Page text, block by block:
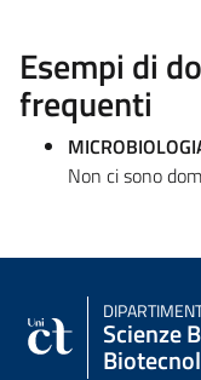
Esempi di
frequenti
Non ci sono
Scienze